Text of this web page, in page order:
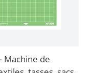
Machine de